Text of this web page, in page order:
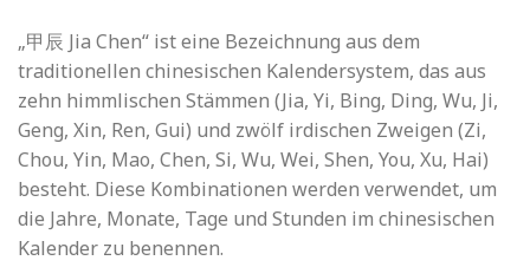
„甲辰 Jia Chen“ ist eine Bezeichnung aus dem
traditionellen chinesischen Kalendersystem, das aus
zehn himmlischen Stämmen (Jia, Yi, Bing, Ding, Wu, Ji,
Geng, Xin, Ren, Gui) und zwölf irdischen Zweigen (Zi,
Chou, Yin, Mao, Chen, Si, Wu, Wei, Shen, You, Xu, Hai)
besteht. Diese Kombinationen werden verwendet, um
die Jahre, Monate, Tage und Stunden im chinesischen
Kalender zu benennen.